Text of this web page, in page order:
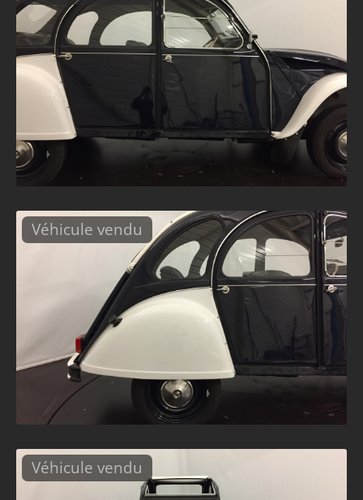
Véhicule vendu
Véhicule vendu